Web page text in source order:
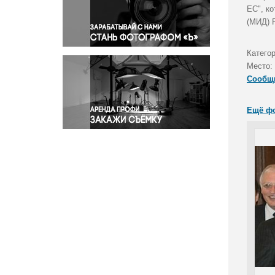
Правосудие
Происшествия и конфликты
Религия
Светская жизнь
Спорт
Экология
Экономика и бизнес
ЕС",
(МИД)
Место:
Ещё